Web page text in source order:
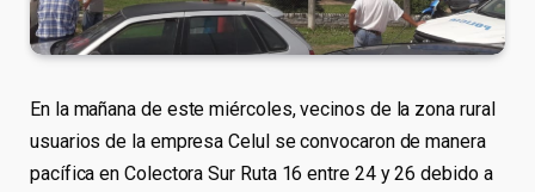
En la mañana de este miércoles, vecinos de la zona rural
usuarios de la empresa Celul se convocaron de manera
pacífica en Colectora Sur Ruta 16 entre 24 y 26 debido a